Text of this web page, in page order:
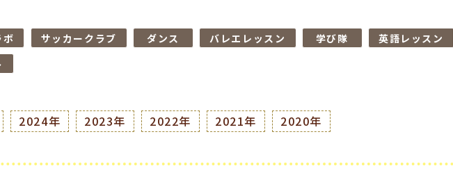
ボ サッカークラブ ダンス バレエレッスン 学び隊 英語レッスン
2024年 2023年 2022年 2021年 2020年